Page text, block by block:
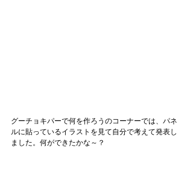
グーチョキパーで何を作ろうのコーナーでは、パネ
ルに貼っているイラストを見て自分で考えて発表し
ました。何ができたかな～？